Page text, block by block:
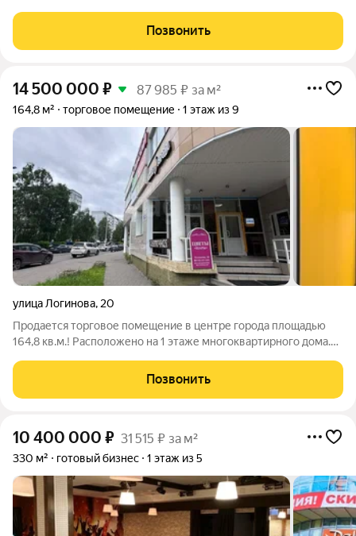
лестнице. Отдельный вход на этаж
Позвонить
14 500 000 ₽ 87 985 ₽ за м²
164,8 м² торговое помещение 1 этаж из 9
улица Логинова, 20
Продается торговое помещение в центре города площадью
164,8 кв.м.! Расположено на 1 этаже многоквартирного дома.
помещения. Сделан ремонт. Отлично подойдет под торговлю
или сферу услуг, Хороший
Позвонить
10 400 000 ₽ 31 515 ₽ за м²
330 м² готовый бизнес 1 этаж из 5